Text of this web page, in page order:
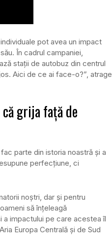
pot avea un impact
În cadrul campaniei,
stații de autobuz din centrul
Aici de ce ai face-o?”, atrage
grija față de
parte din istoria noastră și a
perfecțiune, ci
noștri, dar și pentru
să înțeleagă
a impactului pe care acestea îl
Europa Centrală și de Sud